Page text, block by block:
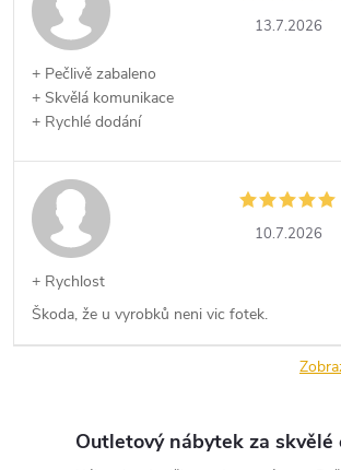
13.7.2026
+ Pečlivě zabaleno
+ Skvělá komunikace
+ Rychlé dodání
10.7.2026
+ Rychlost
Škoda, že u vyrobků neni vic fotek.
Outletový nábytek za skvělé